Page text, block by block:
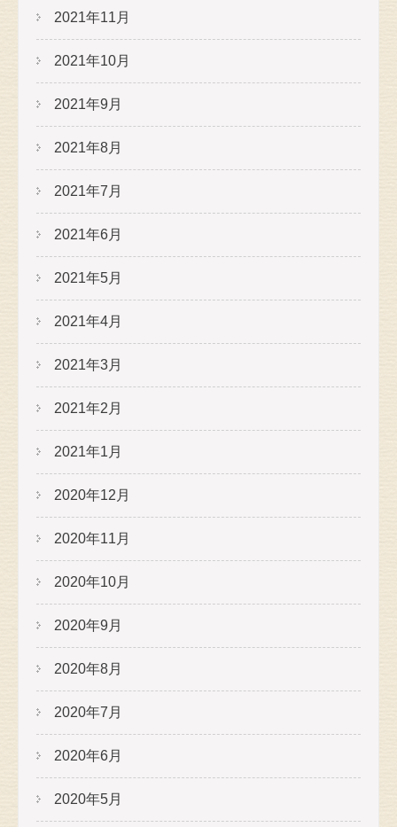
2021年11月
2021年10月
2021年9月
2021年8月
2021年7月
2021年6月
2021年5月
2021年4月
2021年3月
2021年2月
2021年1月
2020年12月
2020年11月
2020年10月
2020年9月
2020年8月
2020年7月
2020年6月
2020年5月